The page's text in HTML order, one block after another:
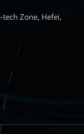
Zone, Hefei,